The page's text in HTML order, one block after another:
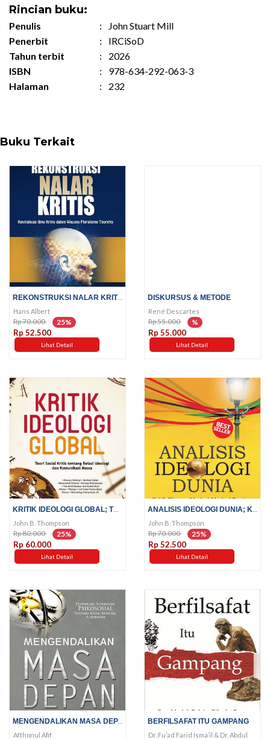
Rincian buku:
Penulis :
John Stuart Mill
Penerbit
:
IRCiSoD
Tahun terbit
:
2026
ISBN
:
978-634-292-063-3
Halaman
: 232
Buku Terkait
REKONSTRUKSI NALAR KRITIS
Hans Albert
Rp 70.000 25%
Rp 52.500
Lihat Detail
DISKURSUS & METODE
René Descartes
Rp 55.000 %
Rp 55.000
Lihat Detail
KRITIK IDEOLOGI GLOBAL; TEORI...
John B. Thompson
Rp 80.000 25%
Rp 60.000
Lihat Detail
ANALISIS IDEOLOGI DUNIA; KRITIK...
John B. Thompson
Rp 70.000 25%
Rp 52.500
Lihat Detail
MENGENDALIKAN MASA DEPAN
Afthonul Afif
BERFILSAFAT ITU GAMPANG
Dr. Fu’ad Farid Isma’il & Dr. Abdul